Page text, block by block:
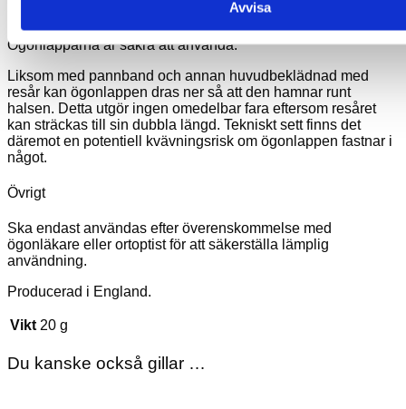
Avvisa
Ögonlapparna är säkra att använda.
Liksom med pannband och annan huvudbeklädnad med
resår kan ögonlappen dras ner så att den hamnar runt
halsen. Detta utgör ingen omedelbar fara eftersom resåret
kan sträckas till sin dubbla längd. Tekniskt sett finns det
däremot en potentiell kvävningsrisk om ögonlappen fastnar i
något.
Övrigt
Ska endast användas efter överenskommelse med
ögonläkare eller ortoptist för att säkerställa lämplig
användning.
Producerad i England.
Vikt 20 g
Du kanske också gillar …